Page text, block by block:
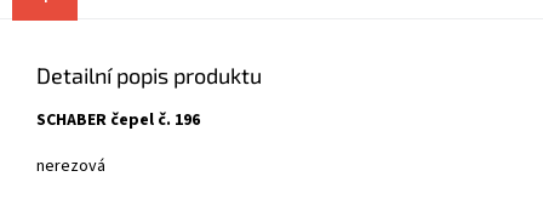
Detailní popis produktu
SCHABER čepel č. 196
nerezová